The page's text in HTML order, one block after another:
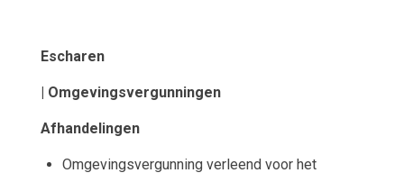
Escharen
| Omgevingsvergunningen
Afhandelingen
Omgevingsvergunning verleend voor het